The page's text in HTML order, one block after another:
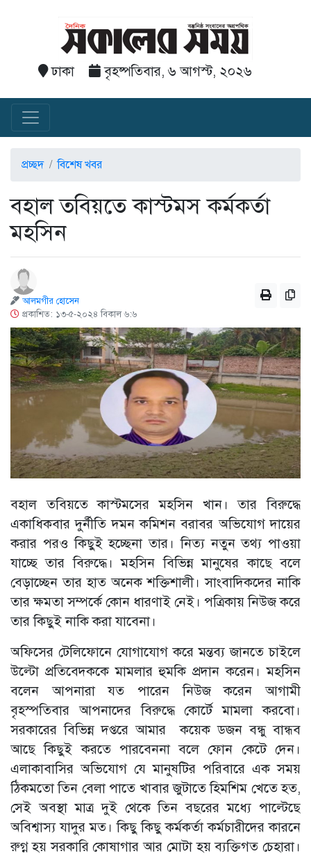
ঢাকা বৃহষ্পতিবার, ৬ আগস্ট, ২০২৬
প্রচ্ছদ বিশেষ খবর
বহাল তবিয়তে কাস্টমস কর্মকর্তা
মহসিন
আলমগীর হোসেন
প্রকাশিত: ১৩-৫-২০২৪ বিকাল ৬:৬
বহাল তবিয়তে কাস্টমসের মহসিন খান। তার বিরুদ্ধে
একাধিকবার দুর্নীতি দমন কমিশন বরাবর অভিযোগ দায়ের
করার পরও কিছুই হচ্ছেনা তার। নিত্য নতুন তথ্য পাওয়া
যাচ্ছে তার বিরুদ্ধে। মহসিন বিভিন্ন মানুষের কাছে বলে
বেড়াচ্ছেন তার হাত অনেক শক্তিশালী। সাংবাদিকদের নাকি
তার ক্ষমতা সম্পর্কে কোন ধারণাই নেই। পত্রিকায় নিউজ করে
তার কিছুই নাকি করা যাবেনা।
অফিসের টেলিফোনে যোগাযোগ করে মন্তব্য জানতে চাইলে
উল্টো প্রতিবেদককে মামলার হুমকি প্রদান করেন। মহসিন
বলেন আপনারা যত পারেন নিউজ করেন আগামী
বৃহস্পতিবার আপনাদের বিরুদ্ধে কোর্টে মামলা করবো।
সরকারের বিভিন্ন দপ্তরে আমার কয়েক ডজন বন্ধু বান্ধব
আছে কিছুই করতে পারবেননা বলে ফোন কেটে দেন।
এলাকাবাসির অভিযোগ যে মানুষটির পরিবারে এক সময়
ঠিকমতো তিন বেলা পাতে খাবার জুটাতে হিমশিম খেতে হত,
সেই অবস্থা মাত্র দুই থেকে তিন বছরের মধ্যে পাল্টেছে
অবিশ্বাস্য যাদুর মত। কিছু কিছু কর্মকর্তা কর্মচারীদের কারনে
রুগ্ন হয় সরকারি কোষাগার আর মোটা হয় ব্যক্তিগত চেহারা।